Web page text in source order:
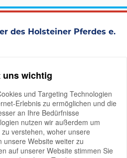
des Holsteiner Pferdes e.
uns wichtig
und Targeting Technologien
Erlebnis zu ermöglichen und die
an Ihre Bedürfnisse
nutzen wir außerdem um
verstehen, woher unsere
unsere Website weiter zu
auf unserer Website stimmen Sie